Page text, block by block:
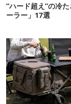
“ハード超え”の冷
ーラー」17選